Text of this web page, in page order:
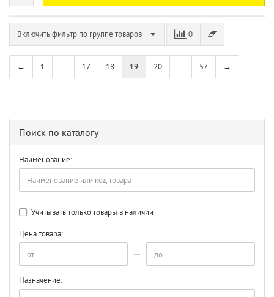
Включить фильтр по группе товаров 0
← 1 ... 17 18 19 20 ... 57 →
Поиск по каталогу
Наименование:
Учитывать только товары в наличии
Цена товара:
Назначение: